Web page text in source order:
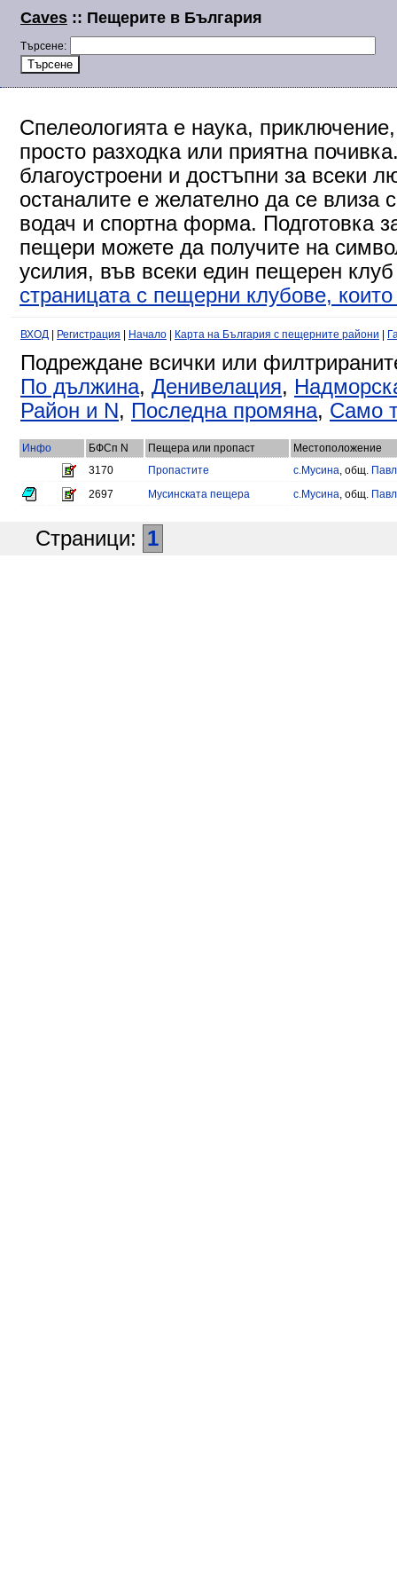
Caves :: Пещерите в България
Търсене:
Спелеологията е наука,
просто разходка или приятна
благоустроени и достъпни за всеки
останалите е желателно да се влиза
водач и спортна форма. Подготовка
пещери можете да получите на
усилия, във всеки един пещерен
страницата с пещерни клубове,
ВХОД Регистрация Начало Карта на България с пещерните райони
Подреждане всички или
По дължина, Денивелация,
Район и N, Последна промяна, Само
Инфо БФСп N Пещера или пропаст
Местоположение
3170
Пропастите с.Мусина, общ.
2697
Мусинската пещера с.Мусина, общ.
Страници: 1